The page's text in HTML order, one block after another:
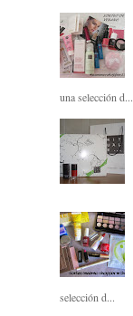
una selección d...
selección d...